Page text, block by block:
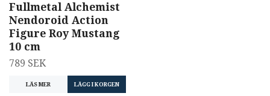
Fullmetal Alchemist
Nendoroid Action
Figure Roy Mustang
10 cm
789 SEK
LÄS MER LÄGG I KORGEN